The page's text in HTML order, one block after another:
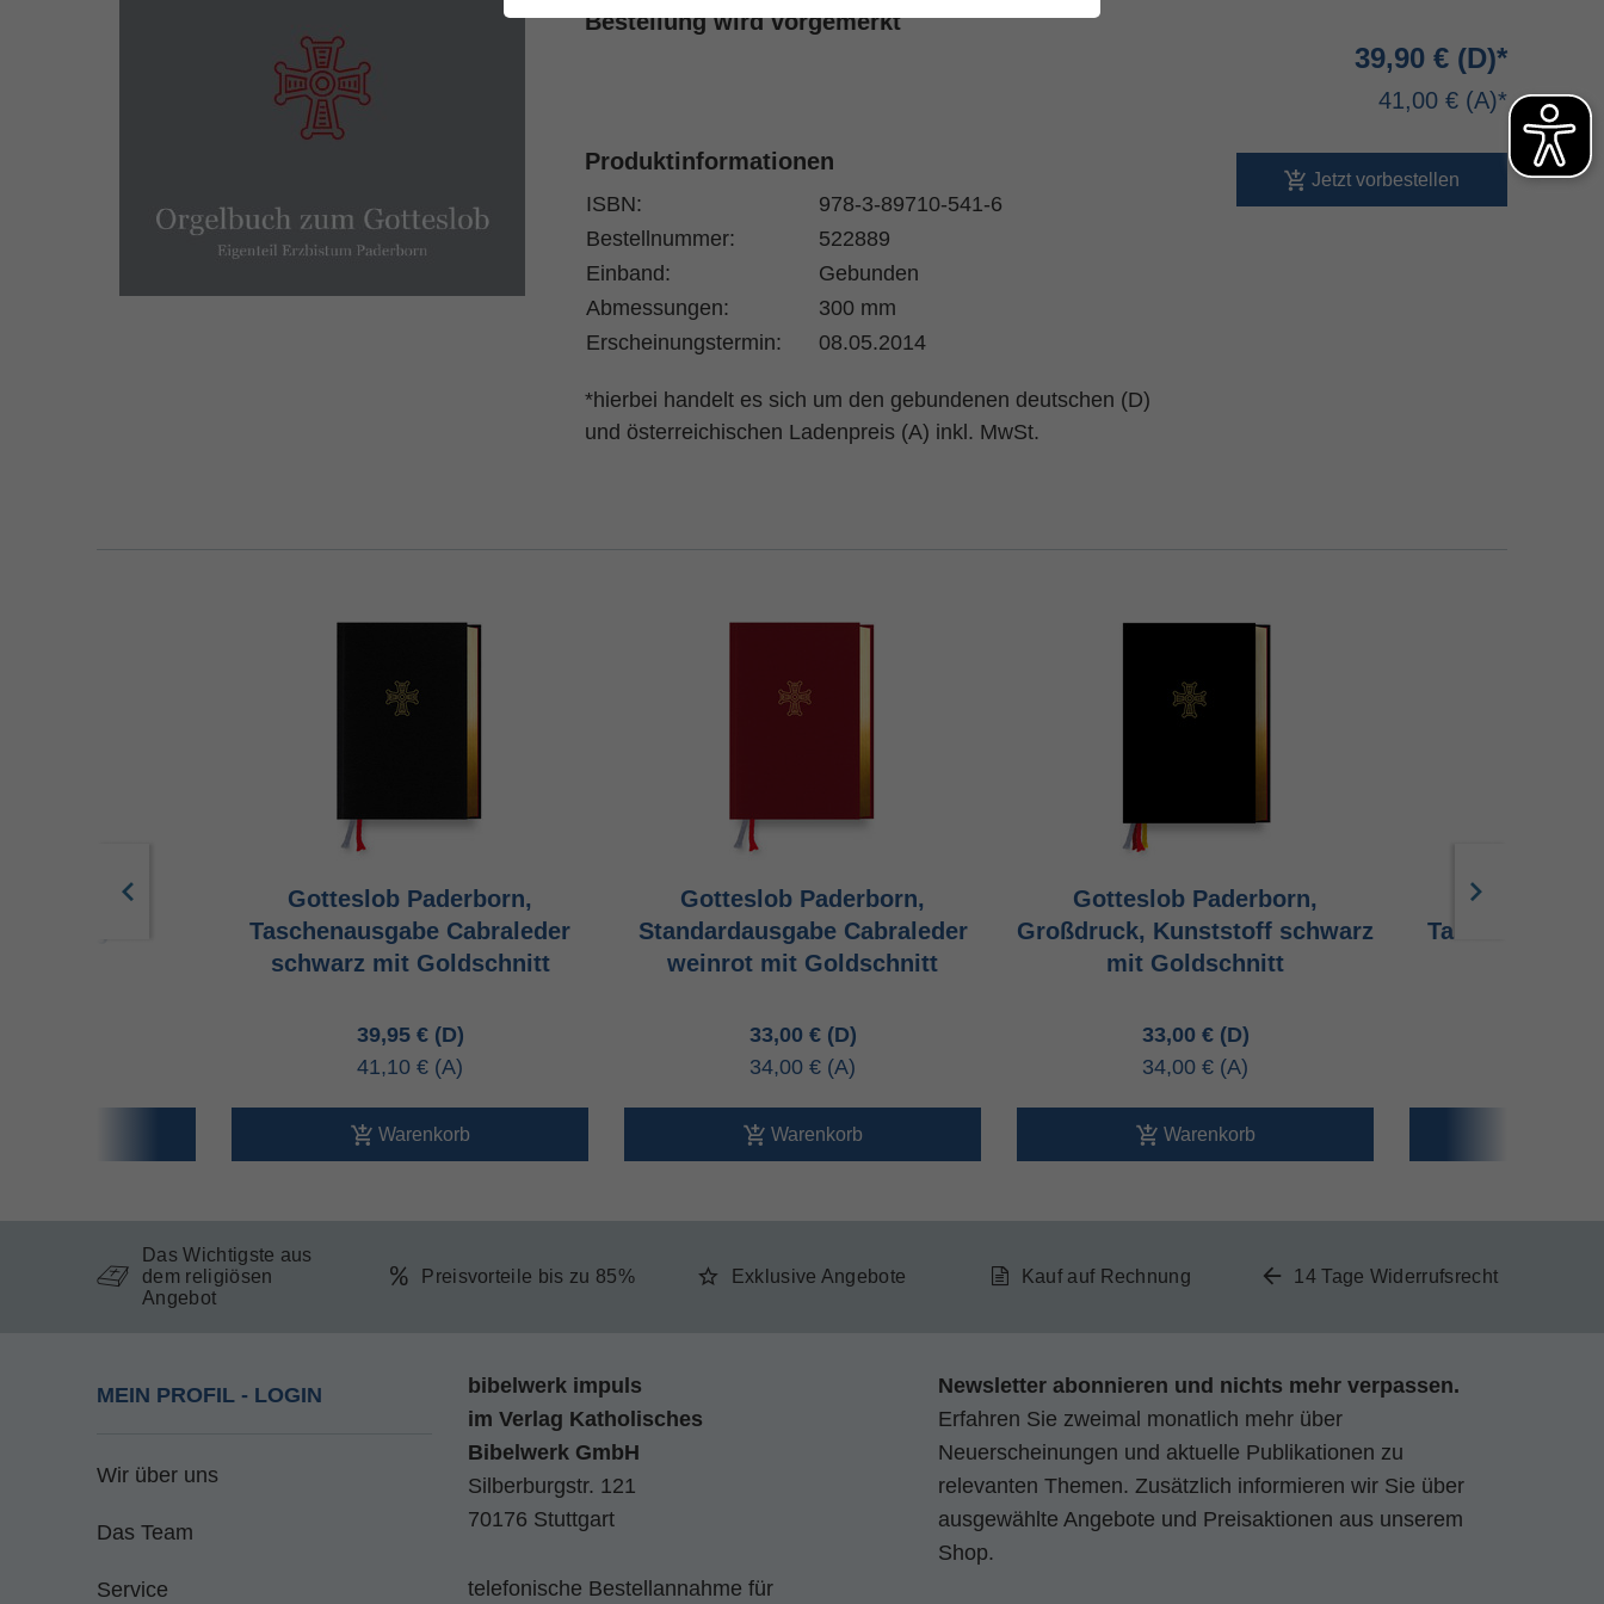
Bestellung wird vorgemerkt
39,90 €
41,00 €
Jetzt vorbestellen
Produktinformationen
ISBN:
978-3-89710-541-6
Bestellnummer:
522889
Einband:
Gebunden
Abmessungen:
300 mm
Erscheinungstermin:
08.05.2014
*hierbei handelt es sich um den gebundenen deutschen (D)
und österreichischen Ladenpreis (A) inkl. MwSt.
Paderborn,
Gotteslob Paderborn,
Taschenausgabe Cabraleder
schwarz mit Goldschnitt
39,95 €
41,10 €
Warenkorb
Gotteslob Paderborn,
Standardausgabe Cabraleder
weinrot mit Goldschnitt
33,00 €
34,00 €
Warenkorb
Gotteslob Paderborn,
Großdruck, Kunststoff schwarz
mit Goldschnitt
33,00 €
34,00 €
Warenkorb
Gotteslob
Das Wichtigste aus
dem religiösen
Angebot
Preisvorteile bis zu 85% Exklusive Angebote Kauf auf Rechnung 14 Tage Widerrufsrecht
MEIN PROFIL - LOGIN
Wir über uns
Das Team
Service
bibelwerk impuls
im Verlag Katholisches
Bibelwerk GmbH
Silberburgstr. 121
70176 Stuttgart
telefonische Bestellannahme für
Newsletter abonnieren und nichts mehr verpassen.
Erfahren Sie zweimal monatlich mehr über
Neuerscheinungen und aktuelle Publikationen zu
relevanten Themen. Zusätzlich informieren wir Sie über
ausgewählte Angebote und Preisaktionen aus unserem
Shop.